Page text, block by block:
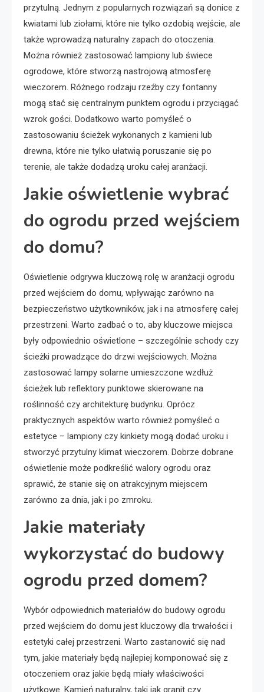
przytulną. Jednym z popularnych rozwiązań są donice z
kwiatami lub ziołami, które nie tylko ozdobią wejście, ale
także wprowadzą naturalny zapach do otoczenia.
Można również zastosować lampiony lub świece
ogrodowe, które stworzą nastrojową atmosferę
wieczorem. Różnego rodzaju rzeźby czy fontanny
mogą stać się centralnym punktem ogrodu i przyciągać
wzrok gości. Dodatkowo warto pomyśleć o
zastosowaniu ścieżek wykonanych z kamieni lub
drewna, które nie tylko ułatwią poruszanie się po
terenie, ale także dodadzą uroku całej aranżacji.
Jakie oświetlenie wybrać
do ogrodu przed wejściem
do domu?
Oświetlenie odgrywa kluczową rolę w aranżacji ogrodu
przed wejściem do domu, wpływając zarówno na
bezpieczeństwo użytkowników, jak i na atmosferę całej
przestrzeni. Warto zadbać o to, aby kluczowe miejsca
były odpowiednio oświetlone – szczególnie schody czy
ścieżki prowadzące do drzwi wejściowych. Można
zastosować lampy solarne umieszczone wzdłuż
ścieżek lub reflektory punktowe skierowane na
roślinność czy architekturę budynku. Oprócz
praktycznych aspektów warto również pomyśleć o
estetyce – lampiony czy kinkiety mogą dodać uroku i
stworzyć przytulny klimat wieczorem. Dobrze dobrane
oświetlenie może podkreślić walory ogrodu oraz
sprawić, że stanie się on atrakcyjnym miejscem
zarówno za dnia, jak i po zmroku.
Jakie materiały
wykorzystać do budowy
ogrodu przed domem?
Wybór odpowiednich materiałów do budowy ogrodu
przed wejściem do domu jest kluczowy dla trwałości i
estetyki całej przestrzeni. Warto zastanowić się nad
tym, jakie materiały będą najlepiej komponować się z
otoczeniem oraz jakie będą miały właściwości
użytkowe. Kamień naturalny, taki jak granit czy